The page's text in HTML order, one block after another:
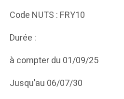
Code NUTS : FRY10
Durée :
à compter du 01/09/25
Jusqu’au 06/07/30